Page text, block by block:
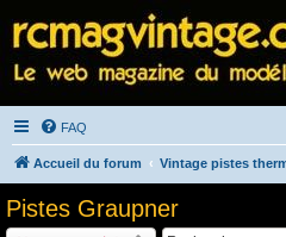
FAQ
Accueil du forum Vintage pistes
Pistes Graupner